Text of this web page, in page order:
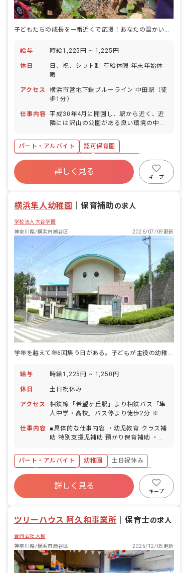
子どもたちの成長を一番近くで応援！あなたの温かい心が輝く場所がここに
給与 時給1,225円 ~ 1,225円
休日
日、祝、シフト制 有給休暇 年末年始休
暇
アクセス
横浜市営地下鉄ブルーライン 中田駅（徒
歩1分）
仕事内容 平成30年4月に開園し、駅から近く、近
隣には沢山の公園がある良い環境の中に
があり、地上園庭は大型遊具で遊んだり
泥んこや砂遊び、屋上ではプール遊びや
乳児も遊べる滑り台が設置されていま
す。 一人ひとりの個性を尊重し、子ども
の自主性、主体性を大切にしています。
晴れた日には、散歩に出かけ、たくさん
養います。また、集団だからこそ楽しめ
な活動を経験させながら、子どもたちの
心身の成長を育みます。室内、子どもの
手...
パート・アルバイト
認可保育園
寮・住宅・家賃補助あり
社会保険完備
退職金制度
残業少なめ
詳しく見る
キープ
横浜隼人幼稚園 ｜保育補助の求人
学校法人大谷学園
神奈川県/横浜市瀬谷区
2026/07/09更新
給与 時給1,225円 ~ 1,250円
休日 土日祝休み
アクセス
相鉄線「希望ヶ丘駅」より相鉄バス「隼
人中学・高校」バス停より徒歩2分 ※マ
街の中にある幼稚園ですので、帰宅時間
でも人通りが多くて安心です。
仕事内容
■具体的な仕事内容 ・幼児教育 クラス補
助 特別支援児補助 預かり保育補助 ・幼
い・大切にしていることなど） 「必要で
信頼される人となる」という大谷学園の
校訓のもと、幼児期における教育は生涯
にわたる人格形成の基礎を養う大切なも
のであり、この時期の豊かな経験は将来
の目指す人物像へとつながっていくと考
パート・アルバイト 幼稚園
土日祝休み
有給
残業少なめ 車通勤可
未経験歓迎
駅近5分以内 アットホーム
詳しく見る
キープ
ツリーハウス 阿久和事業所 保育士の求人
合同会社大樹
神奈川県/横浜市瀬谷区
2025/12/05更新